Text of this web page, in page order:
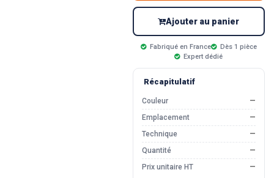
Ajouter au panier
Fabriqué en France
Dès 1 pièce
Expert dédié
Récapitulatif
Couleur
—
Emplacement
—
Technique
—
Quantité
—
Prix unitaire HT
—